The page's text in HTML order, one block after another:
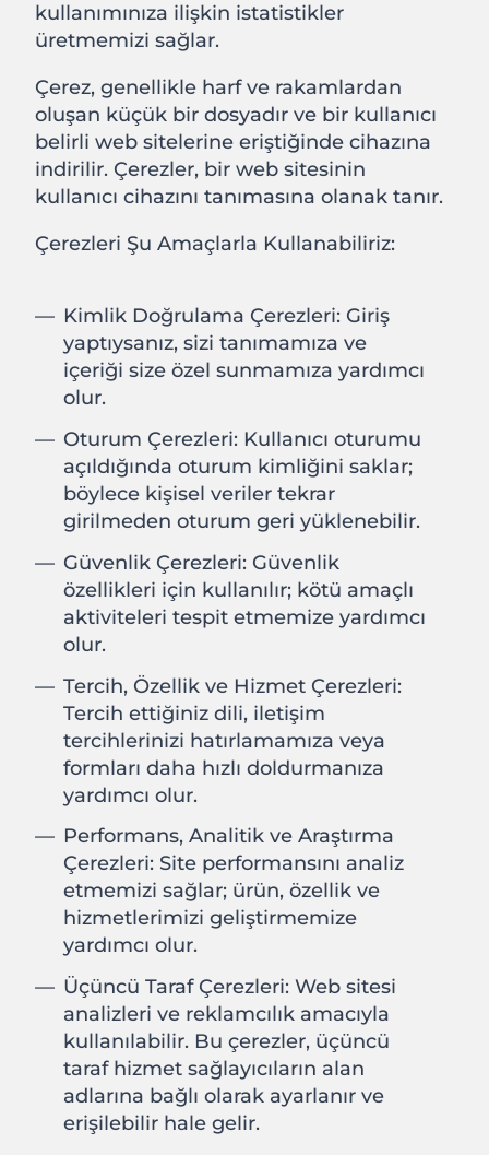
kullanımınıza ilişkin istatistikler
üretmemizi sağlar.
Çerez, genellikle harf ve rakamlardan
oluşan küçük bir dosyadır ve bir kullanıcı
belirli web sitelerine eriştiğinde cihazına
indirilir. Çerezler, bir web sitesinin
kullanıcı cihazını tanımasına olanak tanır.
Çerezleri Şu Amaçlarla Kullanabiliriz:
Kimlik Doğrulama Çerezleri: Giriş
yaptıysanız, sizi tanımamıza ve
içeriği size özel sunmamıza yardımcı
olur.
Oturum Çerezleri: Kullanıcı oturumu
açıldığında oturum kimliğini saklar;
böylece kişisel veriler tekrar
girilmeden oturum geri yüklenebilir.
Güvenlik Çerezleri: Güvenlik
özellikleri için kullanılır; kötü amaçlı
aktiviteleri tespit etmemize yardımcı
olur.
Tercih, Özellik ve Hizmet Çerezleri:
Tercih ettiğiniz dili, iletişim
tercihlerinizi hatırlamamıza veya
formları daha hızlı doldurmanıza
yardımcı olur.
Performans, Analitik ve Araştırma
Çerezleri: Site performansını analiz
etmemizi sağlar; ürün, özellik ve
hizmetlerimizi geliştirmemize
yardımcı olur.
Üçüncü Taraf Çerezleri: Web sitesi
analizleri ve reklamcılık amacıyla
kullanılabilir. Bu çerezler, üçüncü
taraf hizmet sağlayıcıların alan
adlarına bağlı olarak ayarlanır ve
erişilebilir hale gelir.